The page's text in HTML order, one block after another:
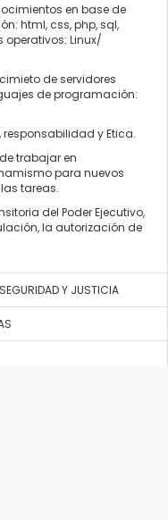
en base de
html, css, php, sql,
Linux/
de servidores
de programación:
responsabilidad y Etica.
trabajar en
para nuevos
tareas.
del Poder Ejecutivo,
la autorización de
Y JUSTICIA